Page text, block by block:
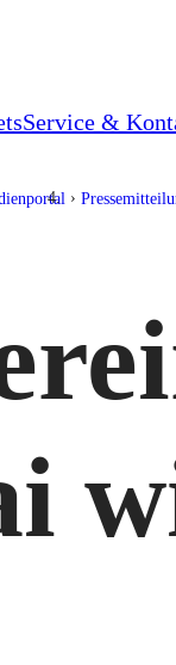
Service &